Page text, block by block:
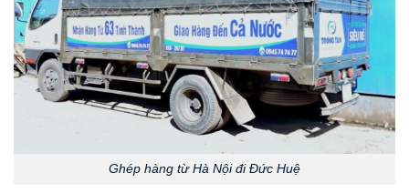
Ghép hàng từ Hà Nội đi Đức Huệ